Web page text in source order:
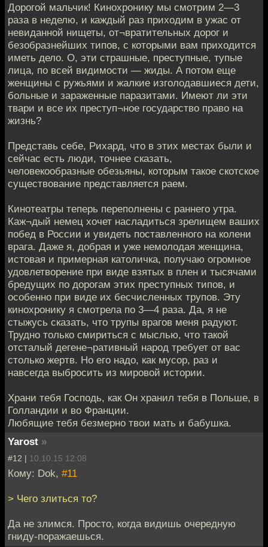
Дорогой мальчик! Кинохронику мы смотрим 2—3
раза в неделю, и каждый раз приходим в ужас от
невиданной нищеты, от¬вратительных дорог и
безобразнейших типов, с которыми вам приходится
иметь дело. О, эти страшные, преступные, тупые
лица, по всей видимости — жиды. А потом еще
женщины с ружьями и жалкие изголодавшиеся дети,
больные и зараженные паразитами. Имеют ли эти
твари и все их преступ¬ное государство право на
жизнь?
Представь себе, Рихард, что в этих местах были и
сейчас есть люди, точнее сказать,
человекообразные обезьяны, которым такое скотское
существование представляется раем.
Кинотеатры теперь переполнены с раннего утра.
Каж¬дый немец хочет насладиться зрелищем ваших
побед в России и увидеть поставленного на колени
врага. Даже я, добрая и уже немолодая женщина,
истовая и примерная католичка, получаю огромное
удовлетворение при виде взятых в плен и тысячами
бредущих по дорогам этих преступных типов, и
особенно при виде их бесчисленных трупов. Эту
кинохронику я смотрела по 3—4 раза. Да, я не
стыжусь сказать, что трупы врагов меня радуют.
Трудно только смириться с мыслью, что такой
отсталый дегене¬ративный народ требует от вас
столько жертв. Но его надо, как мусор, раз и
навсегда выбросить из мировой истории.
Храни тебя Господь, как Он хранил тебя в Польше, в
Голландии и во Франции.
Любящие тебя безмерно твои мать и бабушка.
Yarost »
#12 | 10.10.15 12:08
Кому: Dok, #11
> Чего злиться то?
Да не злимся. Просто, когда видишь очередную
гниду-поражаешься.